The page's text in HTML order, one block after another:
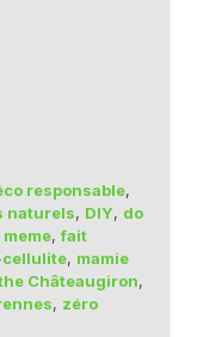
responsable,
naturels, DIY, do
,fait
, mamie
Châteaugiron,
, zéro